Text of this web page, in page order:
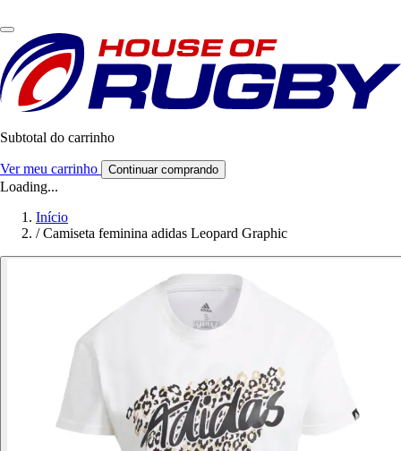
Subtotal do carrinho
Ver meu carrinho Continuar comprando
Loading...
Início
/ Camiseta feminina adidas Leopard Graphic